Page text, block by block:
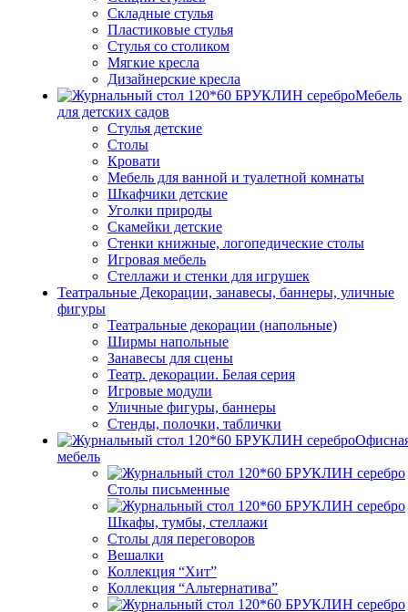
Складные стулья
Пластиковые стулья
Стулья со столиком
Мягкие кресла
Дизайнерские кресла
Мебель
для детских садов
Стулья детские
Столы
Кровати
Мебель для ванной и туалетной комнаты
Шкафчики детские
Уголки природы
Скамейки детские
Стенки книжные, логопедические столы
Игровая мебель
Стеллажи и стенки для игрушек
Театральные Декорации, занавесы, баннеры, уличные
фигуры
Театральные декорации (напольные)
Ширмы напольные
Занавесы для сцены
Театр. декорации. Белая серия
Игровые модули
Уличные фигуры, баннеры
Стенды, полочки, таблички
мебель
Столы письменные
Шкафы, тумбы, стеллажи
Столы для переговоров
Вешалки
Коллекция “Хит”
Коллекция “Альтернатива”